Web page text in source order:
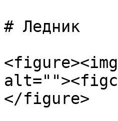
# Ледник
</figure>